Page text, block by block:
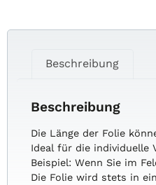
Beschreibung
Beschreibung
Die Längeder Folie
Idealfürdie individuelle
Beispiel:WennSie im
Die Foliewirdstets in